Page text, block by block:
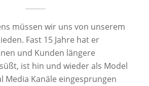
müssen wir uns von unserem
Fast 15 Jahre hat er
und Kunden längere
ist hin und wieder als Model
Media Kanäle eingesprungen